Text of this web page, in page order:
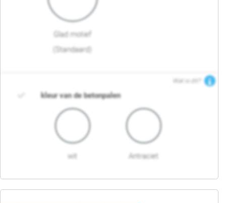
Glad motief
(Standaard)
Wat is dit?
kleur van de betonpalen
wit Antraciet